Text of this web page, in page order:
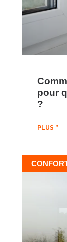
pour
?
PLUS "